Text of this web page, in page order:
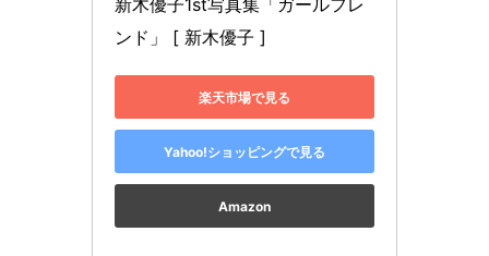
新木優子1st写真集「ガールフレ
ンド」 [ 新木優子 ]
楽天市場で見る
Yahoo!ショッピングで見る
Amazon